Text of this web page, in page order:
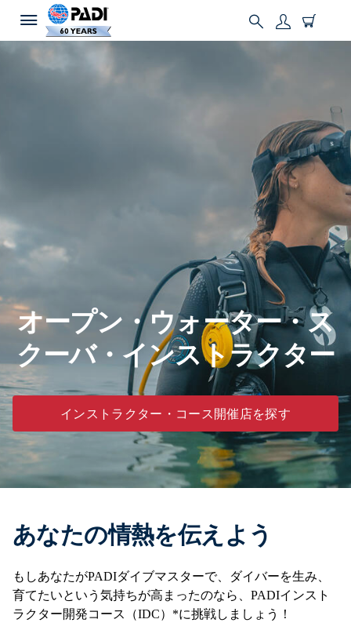
オープン・ウォーター・ス
クーバ・インストラクター
インストラクター・コース開催店を探す
あなたの情熱を伝えよう
もしあなたがPADIダイブマスターで、ダイバーを生み、
育てたいという気持ちが高まったのなら、PADIインスト
ラクター開発コース（IDC）*に挑戦しましょう！